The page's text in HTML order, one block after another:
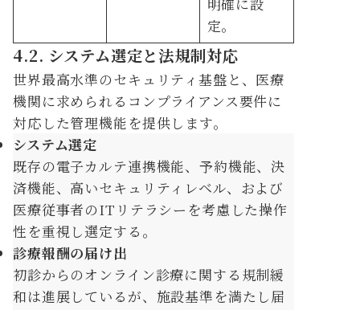
定。
4.2. システム選定と法規制対応
世界最高水準のセキュリティ基盤と、医療
機関に求められるコンプライアンス要件に
対応した管理機能を提供します。
システム選定
既存の電子カルテ連携機能、予約機能、決
済機能、高いセキュリティレベル、および
医療従事者のITリテラシーを考慮した操作
性を重視し選定する。
診療報酬の届け出
初診からのオンライン診療に関する規制緩
和は進展しているが、施設基準を満たし届